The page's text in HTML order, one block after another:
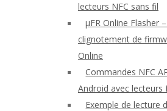
lecteurs NFC sans fil
μFR Online Flasher
clignotement de
Online
Commandes NFC
Android avec lecteurs
Exemple de lecture